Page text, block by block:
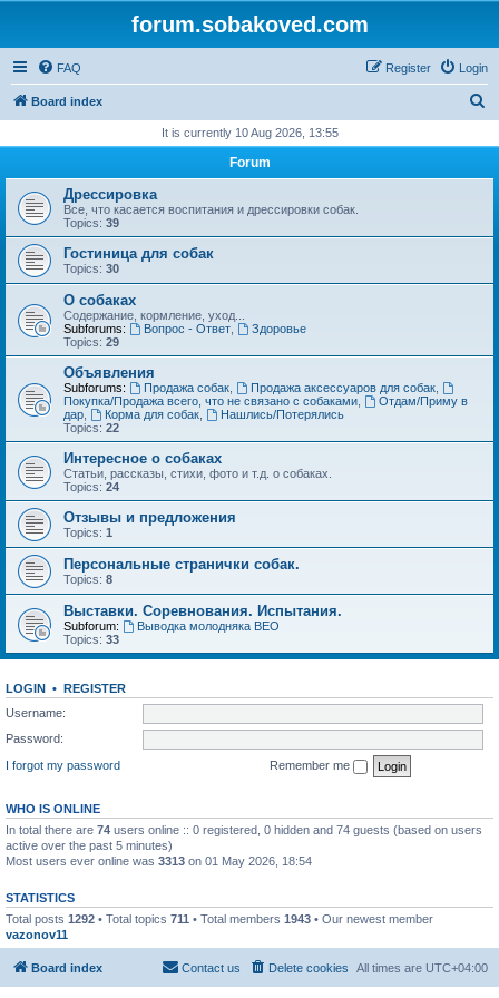
forum.sobakoved.com
FAQ Login
Register
Board index
r
h
It is currently 10 Aug 2026, 13:55
Forum
Дрессировка
Все, что касается воспитания и дрессировки собак.
Topics: 39
Гостиница для собак
Topics: 30
О собаках
Содержание, кормление, уход...
Subforums:
Вопрос - Ответ,
Здоровье
Topics: 29
Объявления
Subforums: Продажа собак, Продажа аксессуаров для собак,
Покупка/Продажа всего, что не связано с собаками
Отдам/Приму в
дар
Корма для собак,
Нашлись/Потерялись
Topics: 22
Интересное о собаках
Статьи, рассказы, стихи, фото и т.д. о собаках.
Topics: 24
Отзывы и предложения
Topics: 1
Персональные странички собак.
Topics: 8
Выставки. Соревнования. Испытания.
Subforum:
Выводка молодняка ВЕО
Topics: 33
LOGIN • REGISTER
Username:
Password:
I forgot my password
Remember me
WHO IS ONLINE
In total there are 74 users online :: 0 registered, 0 hidden and 74 guests (based on users
active over the past 5 minutes)
Most users ever online was 3313 on 01 May 2026, 18:54
STATISTICS
Total posts 1292 • Total topics 711 • Total members 1943 • Our newest member
vazonov11
Board index All times are UTC+04:00
Delete cookies
Contact us